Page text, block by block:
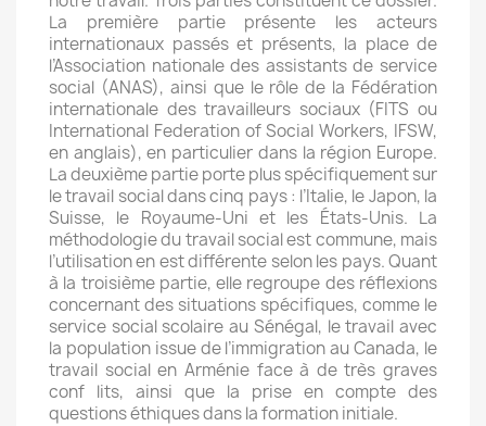
La première partie présente les acteurs
internationaux passés et présents, la place de
l’Association nationale des assistants de service
social (ANAS), ainsi que le rôle de la Fédération
internationale des travailleurs sociaux (FITS ou
International Federation of Social Workers, IFSW,
en anglais), en particulier dans la région Europe.
La deuxième partie porte plus spécifiquement sur
le travail social dans cinq pays : l’Italie, le Japon, la
Suisse, le Royaume-Uni et les États-Unis. La
méthodologie du travail social est commune, mais
l’utilisation en est différente selon les pays. Quant
à la troisième partie, elle regroupe des réflexions
concernant des situations spécifiques, comme le
service social scolaire au Sénégal, le travail avec
la population issue de l’immigration au Canada, le
travail social en Arménie face à de très graves
conf lits, ainsi que la prise en compte des
questions éthiques dans la formation initiale.